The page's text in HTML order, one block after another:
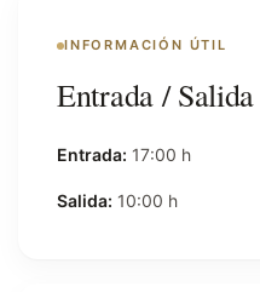
INFORMACIÓN ÚTIL
Entrada / Salida
Entrada: 17:00 h
Salida: 10:00 h